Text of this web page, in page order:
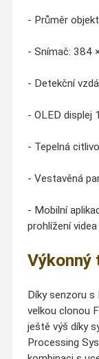
- Průměr
- Snímač: 384
- Detekční
- OLED displej
- Tepelná
- Vestavěná
- Mobilní
prohlížení videa
Výkonný
Díky senzoru
velkou clonou
ještě výš díky
Processing